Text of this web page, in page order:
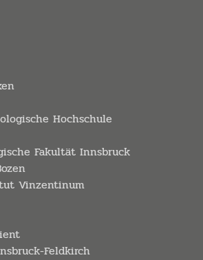
Hochschule
Fakultät Innsbruck
Vinzentinum
Feldkirch